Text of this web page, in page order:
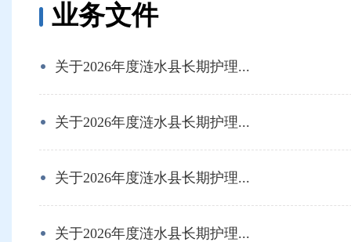
业务文件
关于2026年度涟水县长期护理...
关于2026年度涟水县长期护理...
关于2026年度涟水县长期护理...
关于2026年度涟水县长期护理...